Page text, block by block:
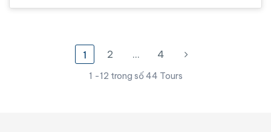
1 2 … 4
1 -12 trong số 44 Tours